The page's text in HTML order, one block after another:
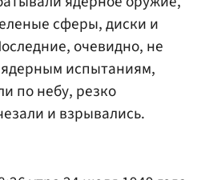
сферы, диски и
очевидно, не
испытаниям,
по небу, резко
и взрывались.